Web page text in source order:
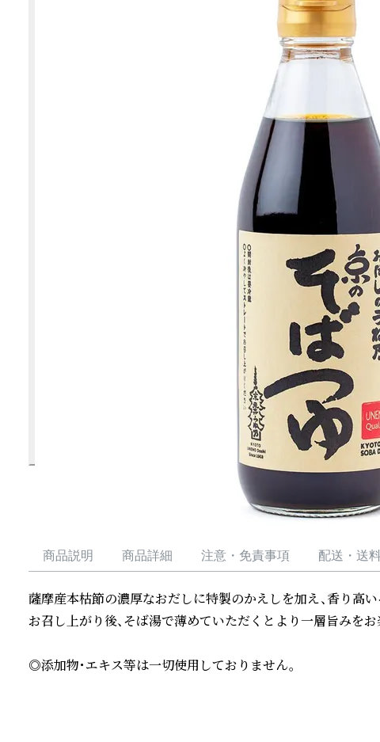
商品説明 商品詳細 注意・免責事項 配送・送
薩摩産本枯節の濃厚なおだしに特製のかえしを加え、香り高い
お召し上がり後、そば湯で薄めていただくとより一層旨みをお
◎添加物・エキス等は一切使用しておりません。